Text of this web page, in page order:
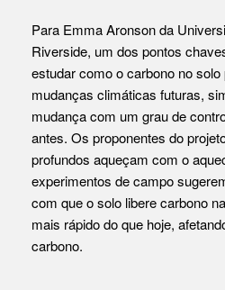
Para Emma Aronson da
Riverside, um dos pontos
estudar como o carbono no
mudanças climáticas futuras,
mudança com um grau de
antes. Os proponentes do
profundos aqueçam com o
experimentos de campo
com que o solo libere carbono
mais rápido do que hoje,
carbono.